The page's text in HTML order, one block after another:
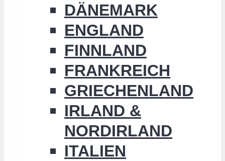
DÄNEMARK
ENGLAND
FINNLAND
FRANKREICH
GRIECHENLAND
IRLAND &
NORDIRLAND
ITALIEN